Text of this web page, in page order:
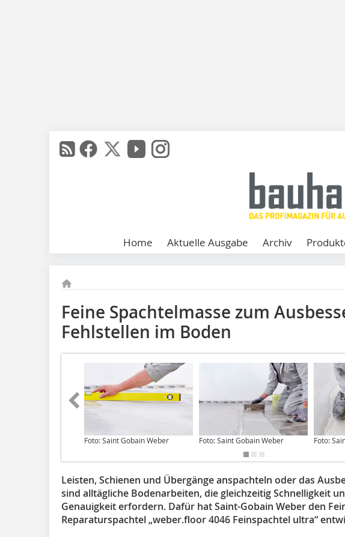
Home Aktuelle Ausgabe Archiv
Feine Spachtelmasse zum
Fehlstellen im Boden
Foto: Saint Gobain Weber Foto: Saint Gobain Weber Foto:
Leisten, Schienen und Übergänge anspachteln oder das
sind alltägliche Bodenarbeiten, die gleichzeitig Schnelligkeit
Genauigkeit erfordern. Dafür hat Saint-Gobain Weber den
Reparaturspachtel „weber.floor 4046 Feinspachtel ultra“